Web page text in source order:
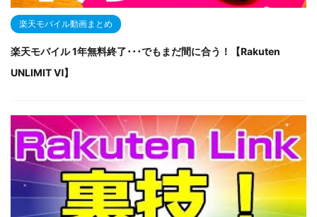
楽天モバイル動画まとめ
楽天モバイル 1年無料終了･･･でもまだ間に合う！【Rakuten
UNLIMIT Ⅵ】